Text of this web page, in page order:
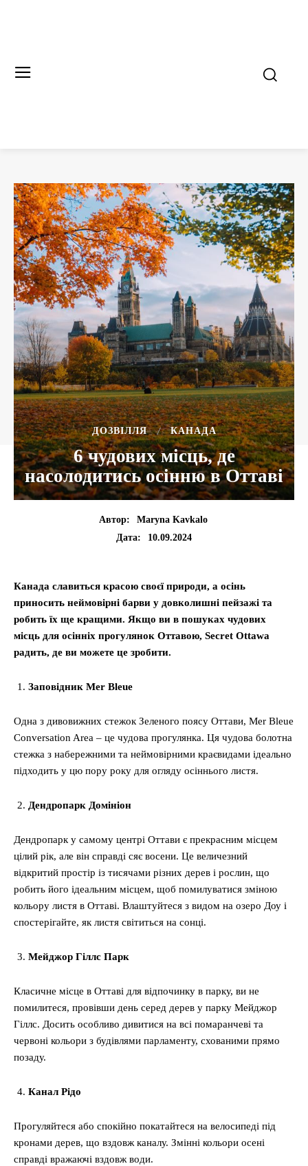
ДОЗВІЛЛЯ КАНАДА
6 чудових місць, де
насолодитись осінню в Оттаві
Автор:
Maryna Kavkalo
Дата:
10.09.2024
Канада славиться красою своєї природи, а осінь
приносить неймовірні барви у довколишні пейзажі та
робить їх ще кращими. Якщо ви в пошуках чудових
місць для осінніх прогулянок Оттавою, Secret Ottawa
радить, де ви можете це зробити.
Заповідник Mer Bleue
Одна з дивовижних стежок Зеленого поясу Оттави, Mer Bleue
Conversation Area – це чудова прогулянка. Ця чудова болотна
стежка з набережними та неймовірними краєвидами ідеально
підходить у цю пору року для огляду осіннього листя.
Дендропарк Домініон
Дендропарк у самому центрі Оттави є прекрасним місцем
цілий рік, але він справді сяє восени. Це величезний
відкритий простір із тисячами різних дерев і рослин, що
робить його ідеальним місцем, щоб помилуватися зміною
кольору листя в Оттаві. Влаштуйтеся з видом на озеро Доу і
спостерігайте, як листя світиться на сонці.
Мейджор Гіллс Парк
Класичне місце в Оттаві для відпочинку в парку, ви не
помилитеся, провівши день серед дерев у парку Мейджор
Гіллс. Досить особливо дивитися на всі помаранчеві та
червоні кольори з будівлями парламенту, схованими прямо
позаду.
Канал Рідо
Прогуляйтеся або спокійно покатайтеся на велосипеді під
кронами дерев, що вздовж каналу. Змінні кольори осені
справді вражаючі вздовж води.